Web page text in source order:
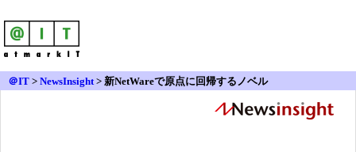
＠IT > NewsInsight> 新NetWareで原点に回帰するノベル